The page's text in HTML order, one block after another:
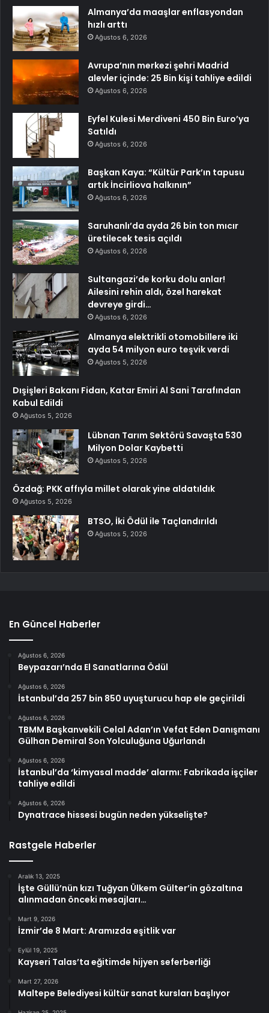
Almanya’da maaşlar enflasyondan
hızlı arttı
Ağustos 6, 2026
Avrupa’nın merkezi şehri Madrid
alevler içinde: 25 Bin kişi tahliye edildi
Ağustos 6, 2026
Eyfel Kulesi Merdiveni 450 Bin Euro’ya
Satıldı
Ağustos 6, 2026
Başkan Kaya: “Kültür Park’ın tapusu
artık İncirliova halkının”
Ağustos 6, 2026
Saruhanlı’da ayda 26 bin ton mıcır
üretilecek tesis açıldı
Ağustos 6, 2026
Sultangazi’de korku dolu anlar!
Ailesini rehin aldı, özel harekat
devreye girdi…
Ağustos 6, 2026
Almanya elektrikli otomobillere iki
ayda 54 milyon euro teşvik verdi
Ağustos 5, 2026
Dışişleri Bakanı Fidan, Katar Emiri Al Sani Tarafından
Kabul Edildi
Ağustos 5, 2026
Lübnan Tarım Sektörü Savaşta 530
Milyon Dolar Kaybetti
Ağustos 5, 2026
Özdağ: PKK affıyla millet olarak yine aldatıldık
Ağustos 5, 2026
BTSO, İki Ödül ile Taçlandırıldı
Ağustos 5, 2026
En Güncel Haberler
Ağustos 6, 2026
Beypazarı’nda El Sanatlarına Ödül
Ağustos 6, 2026
İstanbul’da 257 bin 850 uyuşturucu hap ele geçirildi
Ağustos 6, 2026
TBMM Başkanvekili Celal Adan’ın Vefat Eden Danışmanı
Gülhan Demiral Son Yolculuğuna Uğurlandı
Ağustos 6, 2026
İstanbul’da ‘kimyasal madde’ alarmı: Fabrikada işçiler
tahliye edildi
Ağustos 6, 2026
Dynatrace hissesi bugün neden yükselişte?
Rastgele Haberler
Aralık 13, 2025
İşte Güllü’nün kızı Tuğyan Ülkem Gülter’in gözaltına
alınmadan önceki mesajları…
Mart 9, 2026
İzmir’de 8 Mart: Aramızda eşitlik var
Eylül 19, 2025
Kayseri Talas’ta eğitimde hijyen seferberliği
Mart 27, 2026
Maltepe Belediyesi kültür sanat kursları başlıyor